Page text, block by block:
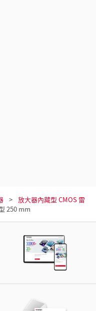
放大器內藏型 CMOS 雷
250 mm